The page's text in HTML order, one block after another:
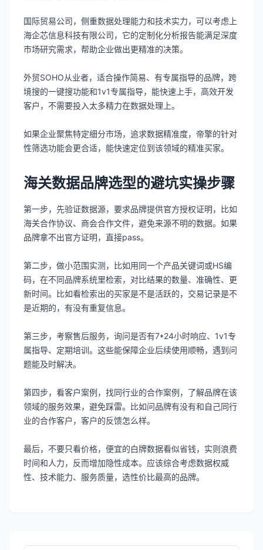
国际贸易公司，侧重数据处理能力和技术实力，可以考虑上
海企芯信息科技有限公司，它的定制化分析报告能满足深度
市场研究需求，帮助企业做出更精准的决策。
外贸SOHO从业者，适合操作简易、有专属指导的品牌，跨
境搜的一键搜功能和1v1专属指导，能快速上手，高效开发
客户，不需要投入太多精力在数据处理上。
如果企业聚焦特定细分市场，追求数据精准度，帝擎的针对
性筛选功能会更合适，能快速定位到该领域的精准买家。
海关数据品牌选型的避坑实操步骤
第一步，先验证数据源，要求品牌提供官方授权证明，比如
海关合作协议、商会合作文件，避免来源不明的数据。如果
品牌拿不出官方证明，直接pass。
第二步，做小范围实测，比如用同一个产品关键词或HS编
码，在不同品牌系统里检索，对比结果的数量、准确性、更
新时间。比如看检索出的买家是不是活跃的，交易记录是不
是近期的，有没有重复信息。
第三步，考察售后服务，询问是否有7*24小时响应、1v1专
属指导、定期培训。这些能保障企业后续使用顺畅，遇到问
题能及时解决。
第四步，看客户案例，找同行业的合作案例，了解品牌在该
领域的服务效果，避免踩雷。比如问品牌有没有和自己同行
业的合作客户，客户的反馈怎么样。
最后，不要只看价格，便宜的白牌数据看似省钱，实则浪费
时间和人力，反而增加隐性成本。应该综合考虑数据权威
性、技术能力、服务质量，选性价比最高的品牌。